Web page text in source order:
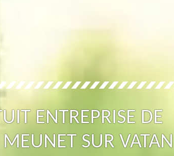
ENTREPRISE DE
MEUNET SUR